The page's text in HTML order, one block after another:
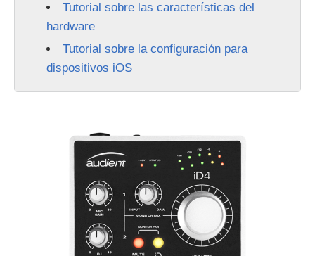
Tutorial sobre las características del
hardware
Tutorial sobre la configuración para
dispositivos iOS